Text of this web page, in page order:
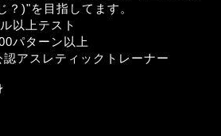
？)"を目指してます。
以上テスト
パターン以上
認アスレティックトレーナー